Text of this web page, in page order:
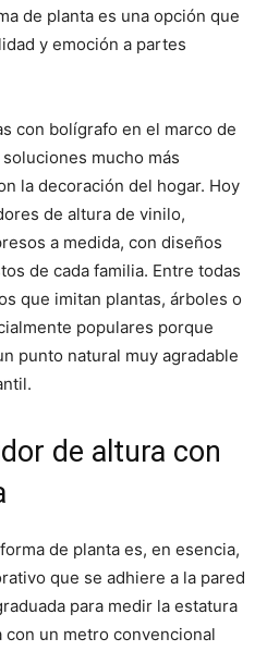
de planta es una opción que
y emoción a partes
con bolígrafo en el marco de
mucho más
la decoración del hogar. Hoy
de altura de vinilo,
a medida, con diseños
de cada familia. Entre todas
que imitan plantas, árboles o
populares porque
punto natural muy agradable
de altura con
de planta es, en esencia,
que se adhiere a la pared
para medir la estatura
un metro convencional